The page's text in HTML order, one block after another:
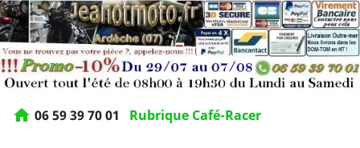
home 06 59 39 70 01 Rubrique Café-Racer